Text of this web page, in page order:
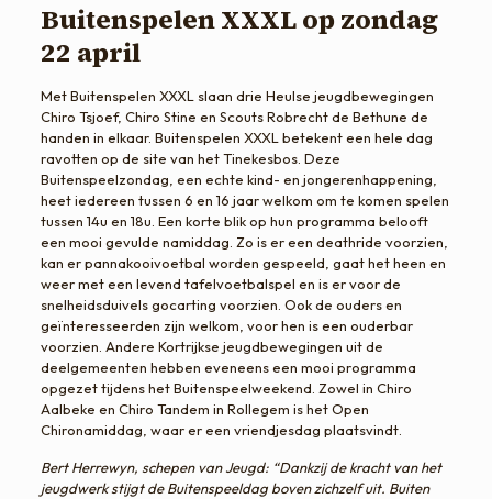
Buitenspelen XXXL op zondag
22 april
Met Buitenspelen XXXL slaan drie Heulse jeugdbewegingen
Chiro Tsjoef, Chiro Stine en Scouts Robrecht de Bethune de
handen in elkaar. Buitenspelen XXXL betekent een hele dag
ravotten op de site van het Tinekesbos. Deze
Buitenspeelzondag, een echte kind- en jongerenhappening,
heet iedereen tussen 6 en 16 jaar welkom om te komen spelen
tussen 14u en 18u. Een korte blik op hun programma belooft
een mooi gevulde namiddag. Zo is er een deathride voorzien,
kan er pannakooivoetbal worden gespeeld, gaat het heen en
weer met een levend tafelvoetbalspel en is er voor de
snelheidsduivels gocarting voorzien. Ook de ouders en
geïnteresseerden zijn welkom, voor hen is een ouderbar
voorzien. Andere Kortrijkse jeugdbewegingen uit de
deelgemeenten hebben eveneens een mooi programma
opgezet tijdens het Buitenspeelweekend. Zowel in Chiro
Aalbeke en Chiro Tandem in Rollegem is het Open
Chironamiddag, waar er een vriendjesdag plaatsvindt.
Bert Herrewyn, schepen van Jeugd: “Dankzij de kracht van het
jeugdwerk stijgt de Buitenspeeldag boven zichzelf uit. Buiten